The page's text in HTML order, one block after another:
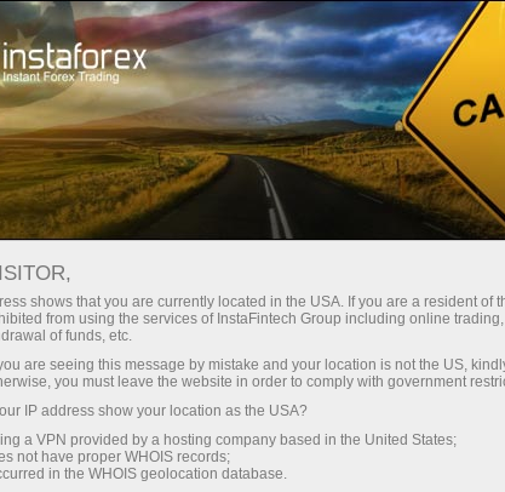
da conta Plataforma de negociação
Iniciantes Para Investidores Para Parceiros
da conta 51360127 - D-fx-toBaryCenters
conta demo
PAMM ForexCopy
FOLLOWERS
32
shows that you are currently located in the USA. If you are a resident of
from using the services of InstaFintech Group including online
of funds, etc.
are seeing this message by mistake and your location is not the US,
you must leave the website in order to comply with government
IP address show your location as the USA?
a VPN provided by a hosting company based in the United States;
not have proper WHOIS records;
in the WHOIS geolocation database.